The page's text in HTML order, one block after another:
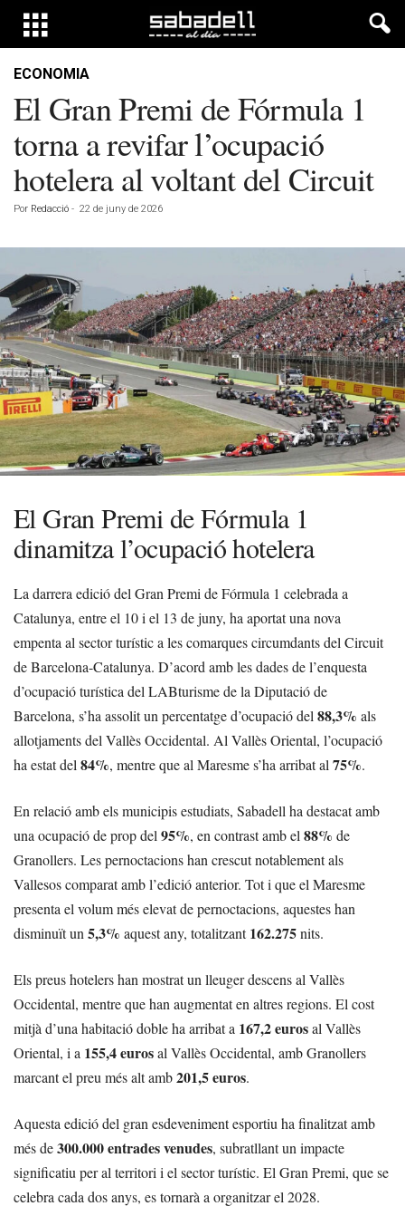
ECONOMIA
El Gran Premi de Fórmula 1
torna a revifar l’ocupació
hotelera al voltant del Circuit
Por Redacció - 22 de juny de 2026
El Gran Premi de Fórmula 1
dinamitza l’ocupació hotelera
La darrera edició del Gran Premi de Fórmula 1 celebrada a
Catalunya, entre el 10 i el 13 de juny, ha aportat una nova
empenta al sector turístic a les comarques circumdants del Circuit
de Barcelona-Catalunya. D’acord amb les dades de l’enquesta
d’ocupació turística del LABturisme de la Diputació de
Barcelona, s’ha assolit un percentatge d’ocupació del 88,3% als
allotjaments del Vallès Occidental. Al Vallès Oriental, l’ocupació
ha estat del 84%, mentre que al Maresme s’ha arribat al 75%.
En relació amb els municipis estudiats, Sabadell ha destacat amb
una ocupació de prop del 95%, en contrast amb el 88% de
Granollers. Les pernoctacions han crescut notablement als
Vallesos comparat amb l’edició anterior. Tot i que el Maresme
presenta el volum més elevat de pernoctacions, aquestes han
disminuït un 5,3% aquest any, totalitzant162.275nits.
Els preus hotelers han mostrat un lleuger descens al Vallès
Occidental, mentre que han augmentat en altres regions. El cost
mitjà d’una habitació doble ha arribat a 167,2 eurosal Vallès
Oriental, i a 155,4 eurosal Vallès Occidental, amb Granollers
marcant el preu més alt amb201,5 euros.
Aquesta edició del gran esdeveniment esportiu ha finalitzat amb
més de300.000 entrades venudes, subratllant un impacte
significatiu per al territori i el sector turístic. El Gran Premi, que se
celebra cada dos anys, es tornarà a organitzar el 2028.